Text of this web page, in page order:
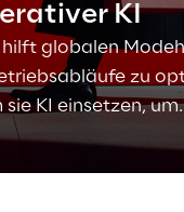
KI
hilft globalen
zu
sie KI einsetzen, um